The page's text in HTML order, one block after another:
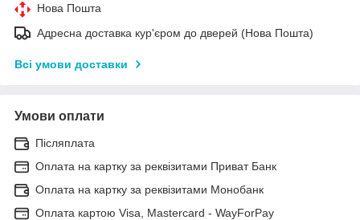
Нова Пошта
Адресна доставка кур'єром до дверей (Нова Пошта)
Всі умови доставки
Умови оплати
Післяплата
Оплата на картку за реквізитами Приват Банк
Оплата на картку за реквізитами Монобанк
Оплата картою Visa, Mastercard - WayForPay